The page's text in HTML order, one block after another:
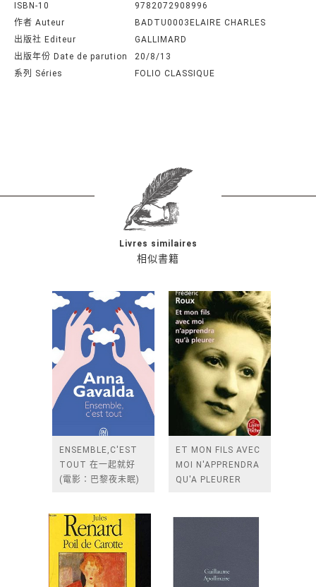
ISBN-10
9782072908996
作者 Auteur
BADTU0003ELAIRE CHARLES
出版社 Editeur
GALLIMARD
出版年份 Date de parution
20/8/13
系列 Séries
FOLIO CLASSIQUE
相似書籍
Livres similaires
ENSEMBLE,C'EST
TOUT 在一起就好
(電影：巴黎夜未眠)
ET MON FILS AVEC
MOI N'APPRENDRA
QU'A PLEURER